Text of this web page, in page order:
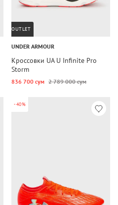
OUTLET
UNDER ARMOUR
Кроссовки UA U Infinite Pro
Storm
836 700 сум 2 789 000 сум
-40%